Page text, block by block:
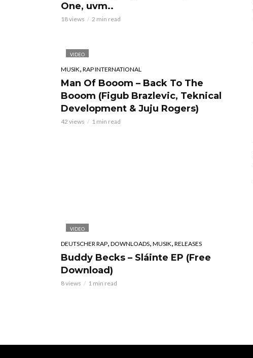
One, uvm..
18 views 2 min read
VIDEO
MUSIK, RAP INTERNATIONAL
Man Of Booom – Back To The
Booom (Figub Brazlevic, Teknical
Development & Juju Rogers)
42 views 1 min read
VIDEO
DEUTSCHER RAP, DOWNLOADS, MUSIK, RELEASES
Buddy Becks – Sláinte EP (Free
Download)
8 views 1 min read